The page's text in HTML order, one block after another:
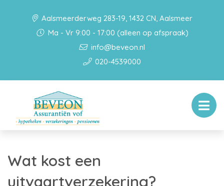
Aalsmeerderweg 283-19, 1432 CN, Aalsmeer
Ma - Vr 9:00 - 17:00 (alleen op afspraak)
info@beveon.nl
020-4539000
Wat kost een
uitvaartverzekering?